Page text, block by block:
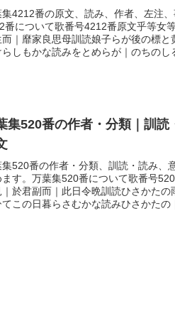
集4212番の原文、読み、作者、左注
番について歌番号4212番原文乎等女
而｜靡家良思母訓読娘子らが後の標と
らしもかな読みをとめらが｜のちのし
集520番の作者・分類｜訓読
集520番の作者・分類、訓読・読み、
ます。万葉集520番について歌番号
｜於君副而｜此日令晩訓読ひさかたの
てこの日暮らさむかな読みひさかたの